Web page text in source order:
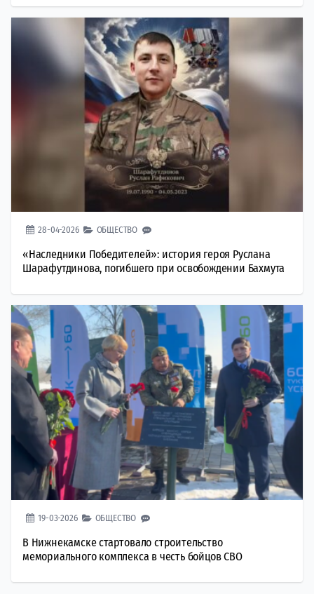
28-04-2026 ОБЩЕСТВО
«Наследники Победителей»: история героя Руслана
Шарафутдинова, погибшего при освобождении Бахмута
19-03-2026 ОБЩЕСТВО
В Нижнекамске стартовало строительство
мемориального комплекса в честь бойцов СВО